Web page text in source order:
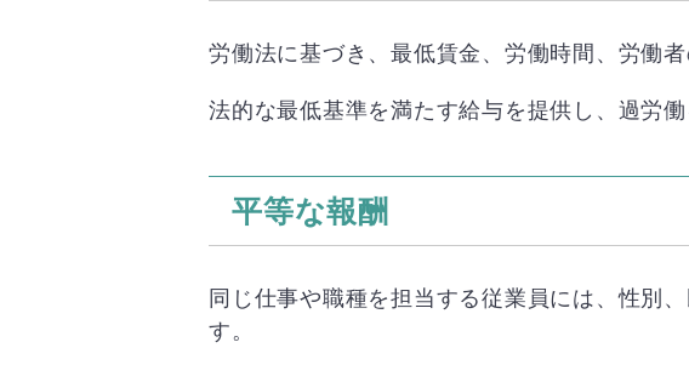
労働法に基づき、最低賃金、労働時間、労働
法的な最低基準を満たす給与を提供し、過労
平等な報酬
同じ仕事や職種を担当する従業員には、性別
す。